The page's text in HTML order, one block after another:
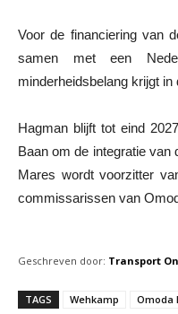
Voor de financiering van
samen met een
minderheidsbelang krijgt in
Hagman blijft tot eind
Baan om de integratie van
Mares wordt voorzitter
commissarissen van
Geschreven door: Transport
TAGS Wehkamp Omoda